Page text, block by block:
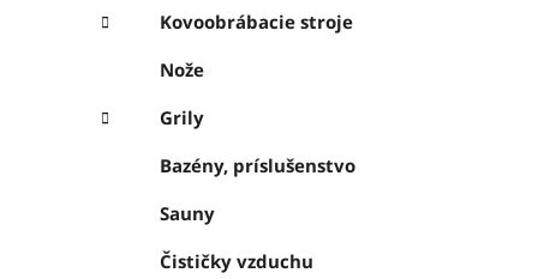
Kovoobrábacie stroje
Nože
Grily
Bazény, príslušenstvo
Sauny
Čističky vzduchu